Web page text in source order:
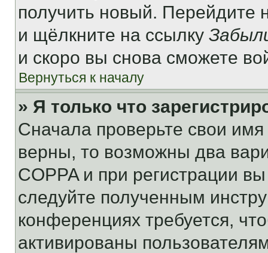
получить новый. Перейдите
и щёлкните на ссылку
и скоро вы снова сможете
Вернуться к началу
» Я только что
Сначала проверьте свои
верны, то возможны два
COPPA и при регистрации
следуйте полученным
конференциях требуется,
активированы